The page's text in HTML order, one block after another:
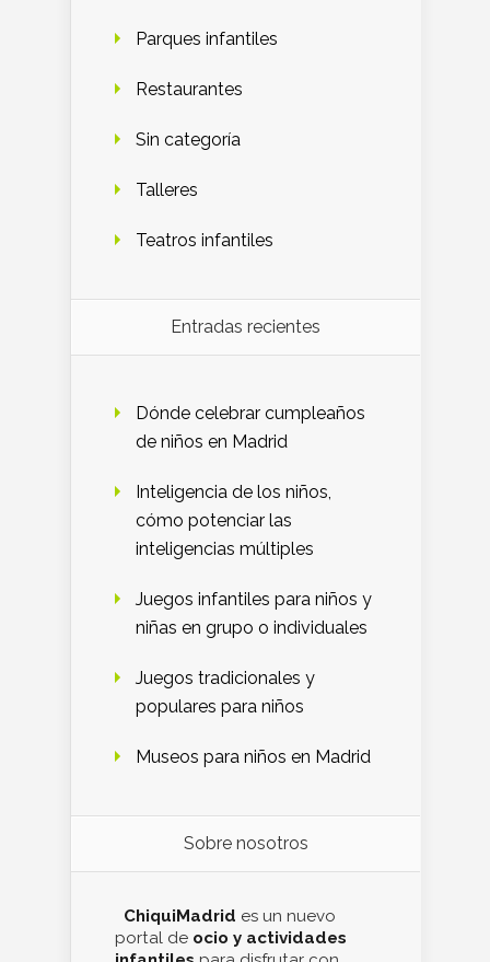
Parques infantiles
Restaurantes
Sin categoría
Talleres
Teatros infantiles
Entradas recientes
Dónde celebrar cumpleaños
de niños en Madrid
Inteligencia de los niños,
cómo potenciar las
inteligencias múltiples
Juegos infantiles para niños y
niñas en grupo o individuales
Juegos tradicionales y
populares para niños
Museos para niños en Madrid
Sobre nosotros
ChiquiMadrid es un nuevo
portal de ocio y actividades